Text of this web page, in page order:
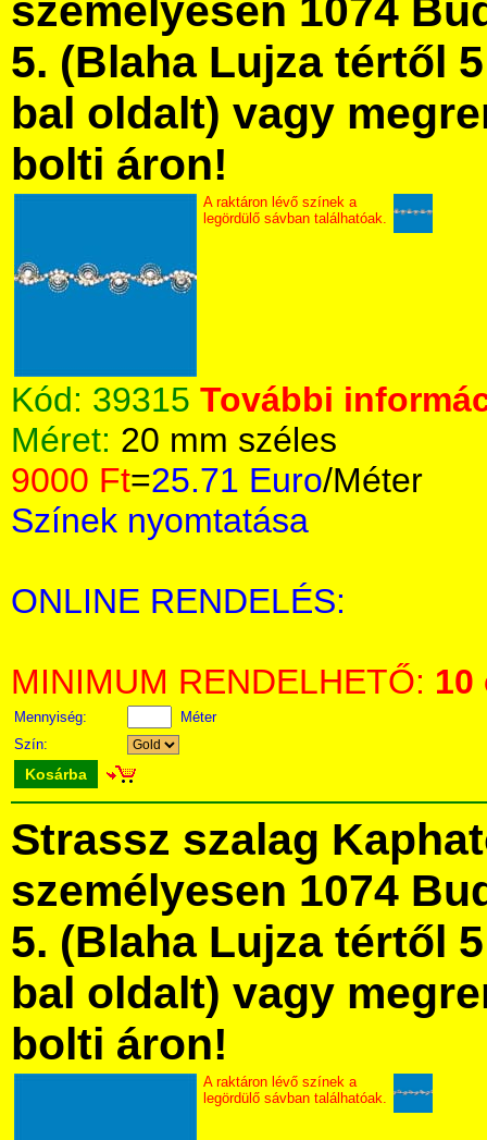
személyesen 1074
5. (Blaha Lujza tértől
bal oldalt) vagy
bolti áron!
A raktáron lévő színek a
legördülő sávban találhatóak.
Kód: 39315 További
Méret: 20 mm széles
9000 Ft=25.71 Euro/Méter
Színek nyomtatása
ONLINE RENDELÉS:
MINIMUM RENDELHETŐ: 10
Mennyiség:
Méter
Szín:
Kosárba
Strassz szalag
személyesen 1074
5. (Blaha Lujza tértől
bal oldalt) vagy
bolti áron!
A raktáron lévő színek a
legördülő sávban találhatóak.